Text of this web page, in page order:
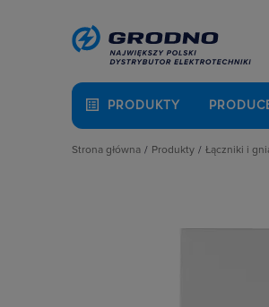
PRODUKTY
Strona główna
Produkty
Fotowoltaika
Łączniki i
Przyciski